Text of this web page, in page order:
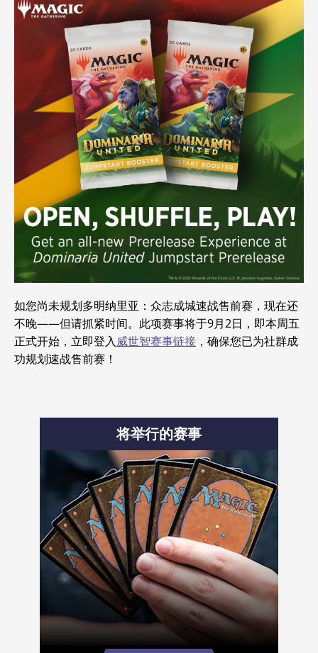
如您尚未规划多明纳里亚：众志成城速战售前赛，现在还
不晚——但请抓紧时间。此项赛事将于9月2日，即本周五
正式开始，立即登入威世智赛事链接 ，确保您已为社群成
功规划速战售前赛！
将举行的赛事